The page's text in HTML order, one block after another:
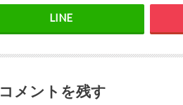
コメントを残す